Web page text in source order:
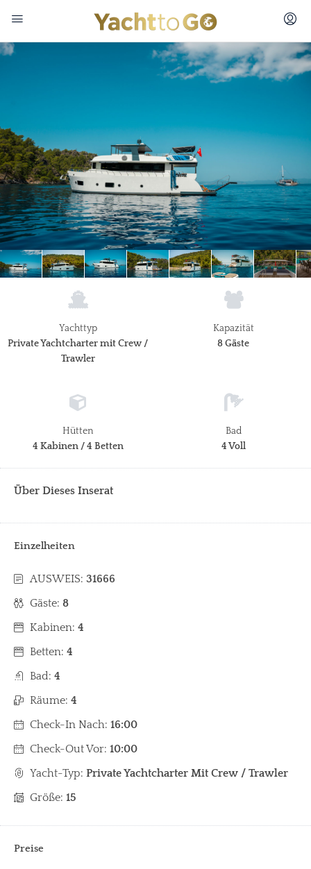
Yachttyp
Private Yachtcharter mit Crew /
Trawler
Kapazität
8 Gäste
Hütten
4 Kabinen / 4 Betten
Bad
4 Voll
Über Dieses Inserat
Einzelheiten
AUSWEIS: 31666
Gäste: 8
Kabinen: 4
Betten: 4
Bad: 4
Räume: 4
Check-In Nach: 16:00
Check-Out Vor: 10:00
Yacht-Typ: Private Yachtcharter Mit Crew / Trawler
Größe: 15
Preise